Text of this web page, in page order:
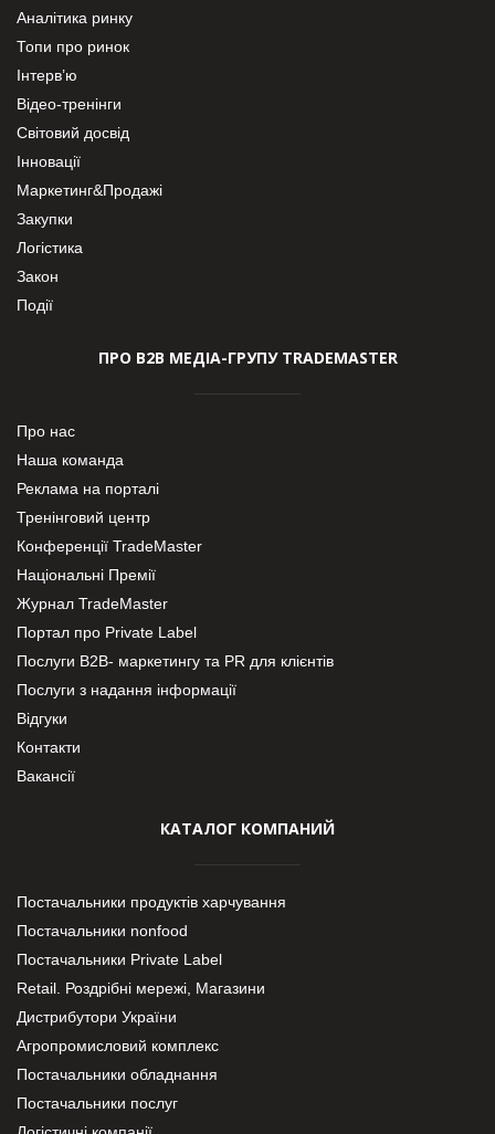
Аналітика ринку
Топи про ринок
Інтерв’ю
Відео-тренінги
Світовий досвід
Інновації
Маркетинг&Продажі
Закупки
Логістика
Закон
Події
ПРО В2В МЕДІА-ГРУПУ TRADEMASTER
Про нас
Наша команда
Реклама на порталі
Тренінговий центр
Конференції TradeMaster
Національні Премії
Журнал TradeMaster
Портал про Private Label
Послуги В2В- маркетингу та PR для клієнтів
Послуги з надання інформації
Відгуки
Контакти
Вакансії
КАТАЛОГ КОМПАНИЙ
Постачальники продуктів харчування
Постачальники nonfood
Постачальники Private Label
Retail. Роздрібні мережі, Магазини
Дистрибутори України
Агропромисловий комплекс
Постачальники обладнання
Постачальники послуг